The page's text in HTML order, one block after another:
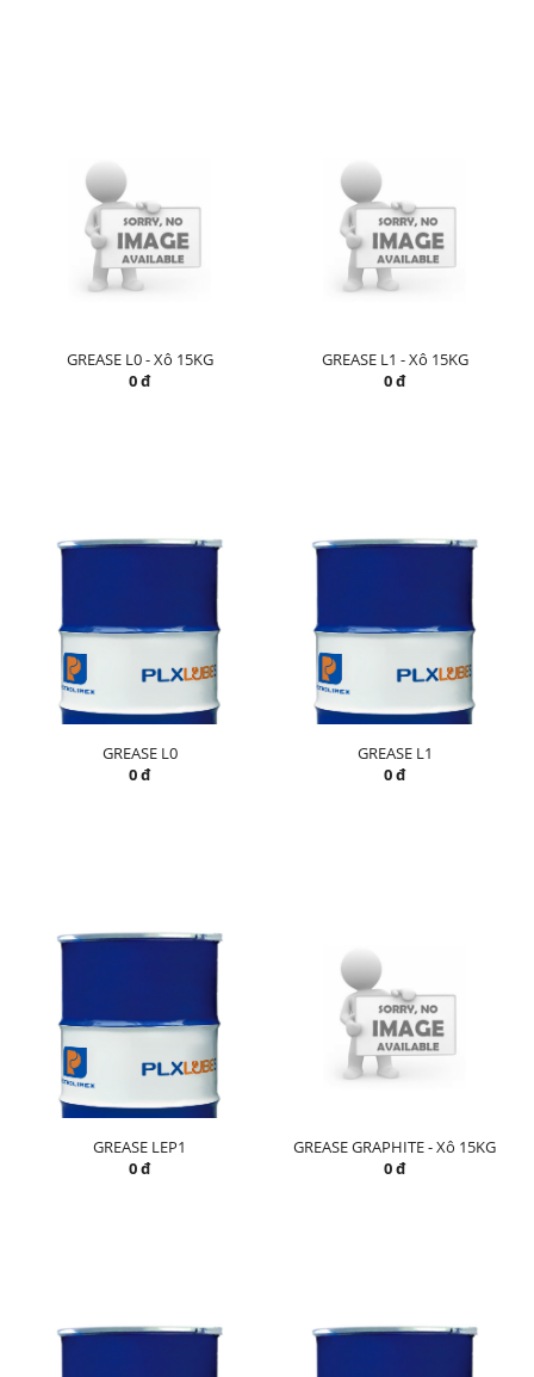
GREASE L0 - Xô 15KG
0 đ
GREASE L1 - Xô 15KG
0 đ
GREASE L0
0 đ
GREASE L1
0 đ
GREASE LEP1
0 đ
GREASE GRAPHITE - Xô 15KG
0 đ